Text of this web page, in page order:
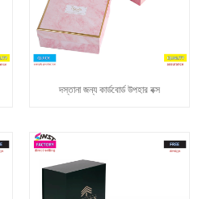
দস্তানা জন্য কার্ডবোর্ড উপহার বক্স